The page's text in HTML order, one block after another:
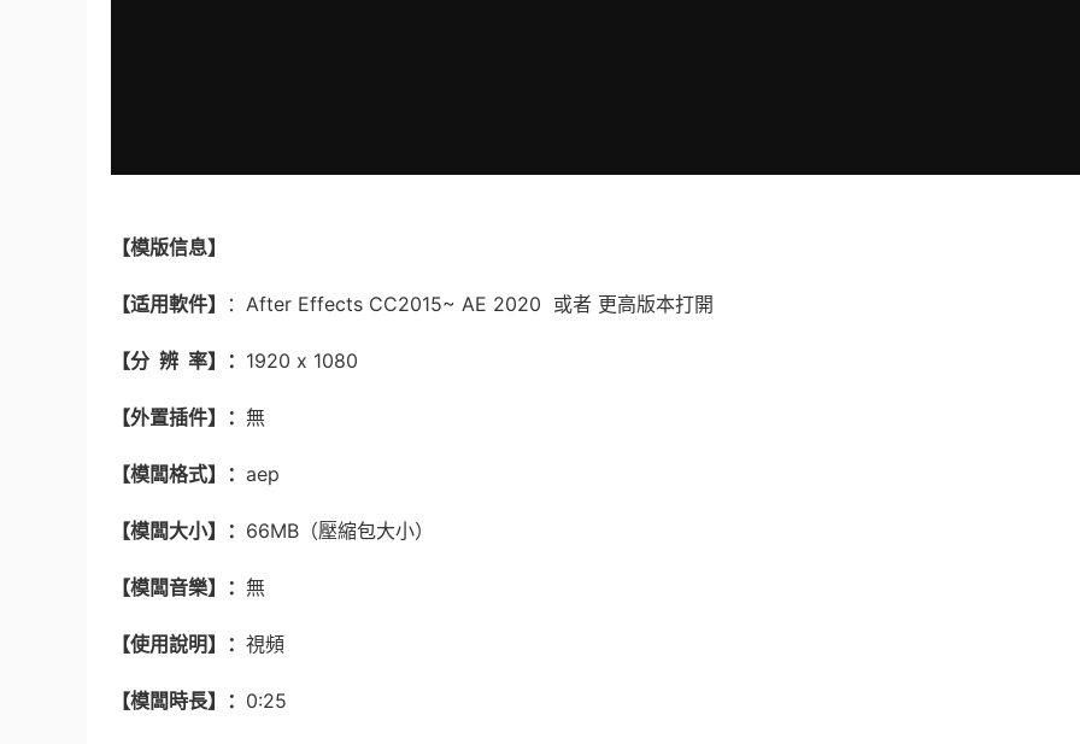
【模版信息】
【适用軟件】 ：After Effects CC2015~ AE 2020 或者 更高版本打開
【分 辨 率】： 1920 x 1080
【外置插件】： 無
【模闆格式】： aep
【模闆大小】： 66MB（壓縮包大小）
【模闆音樂】： 無
【使用說明】： 視頻
【模闆時長】： 0:25